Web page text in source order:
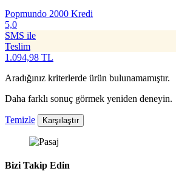
Popmundo 2000 Kredi
5,0
SMS ile
Teslim
1.094,98 TL
Aradığınız kriterlerde ürün bulunamamıştır.
Daha farklı sonuç görmek yeniden deneyin.
Temizle Karşılaştır
Bizi Takip Edin